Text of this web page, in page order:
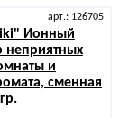
арт.: 126705
Ионный
неприятных
и
сменная